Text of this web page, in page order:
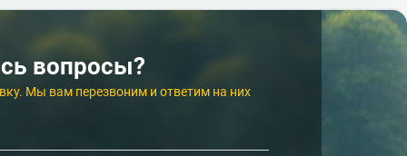
Кисловодск
Курортный
Отель
вопросы?
Мы вам перезвоним и ответим на них